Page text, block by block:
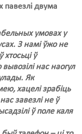
павезлі двума
умовах у
З намі ўжо не
ў
нас наогул
Як
хацелі зрабіць
завезлі не ў
ў поле каля